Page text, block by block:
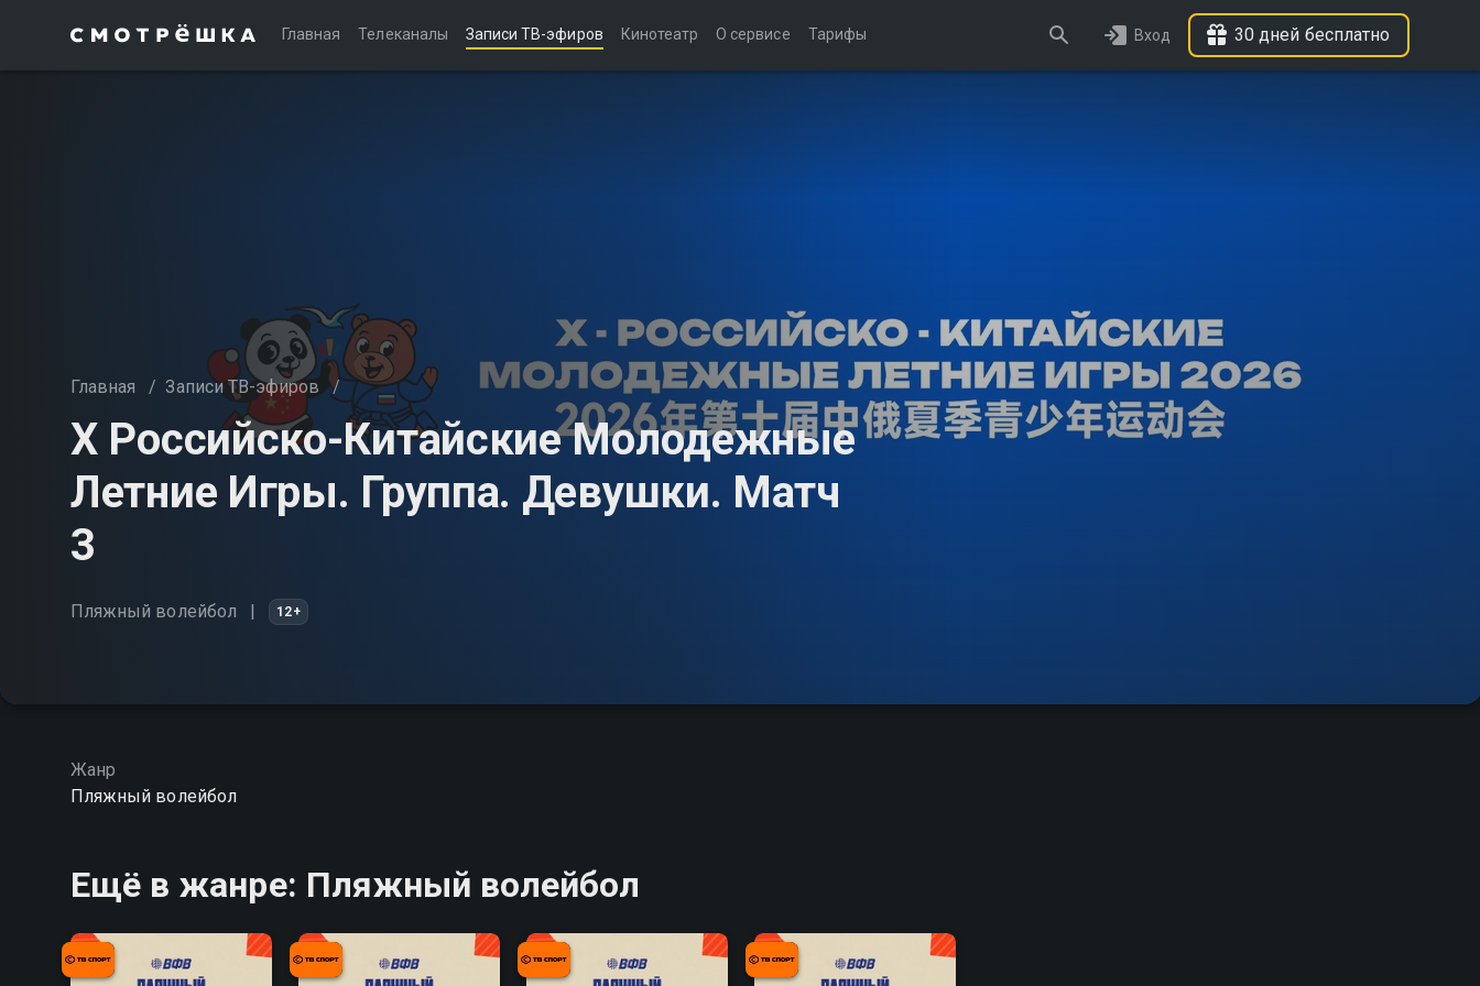
Главная Телеканалы Записи ТВ-эфиров Кинотеатр О сервисе Тарифы Вход 30 дней бесплатно
Главная / Записи ТВ-эфиров /
Х Российско-Китайские Молодежные
Летние Игры. Группа. Девушки. Матч
3
Пляжный волейбол 12+
Жанр
Пляжный волейбол
Ещё в жанре: Пляжный волейбол